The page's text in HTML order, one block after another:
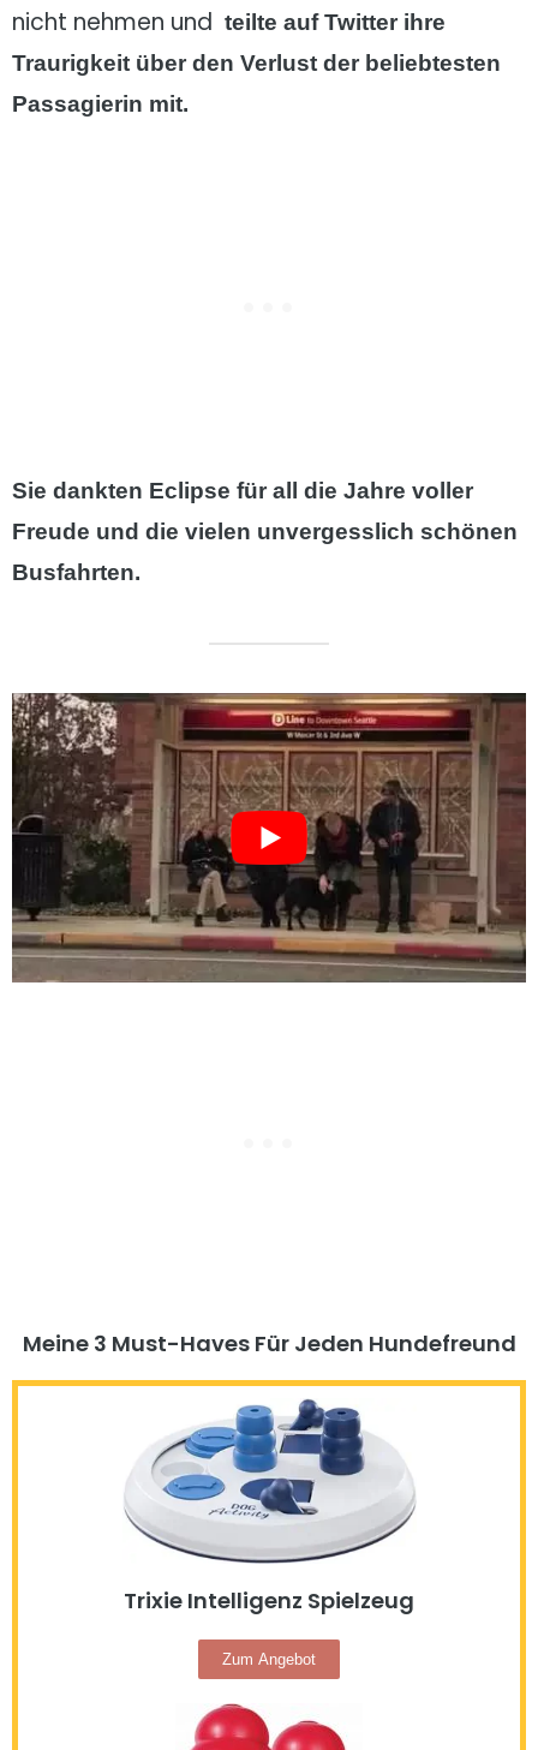
nicht nehmen und teilte auf Twitter ihre
Traurigkeit über den Verlust der beliebtesten
Passagierin mit.
Sie dankten Eclipse für all die Jahre voller
Freude und die vielen unvergesslich schönen
Busfahrten.
Meine 3 Must-Haves Für Jeden Hundefreund​
Trixie Intelligenz Spielzeug
Zum Angebot